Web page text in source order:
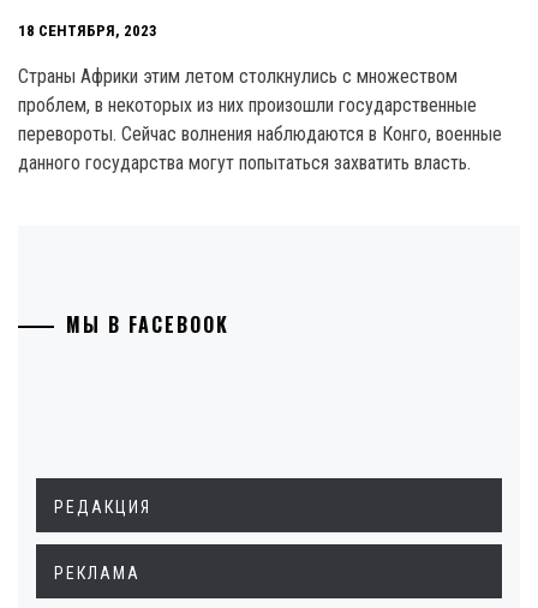
18 СЕНТЯБРЯ, 2023
Страны Африки этим летом столкнулись с множеством
проблем, в некоторых из них произошли государственные
перевороты. Сейчас волнения наблюдаются в Конго, военные
данного государства могут попытаться захватить власть.
МЫ В FACEBOOK
РЕДАКЦИЯ
РЕКЛАМА